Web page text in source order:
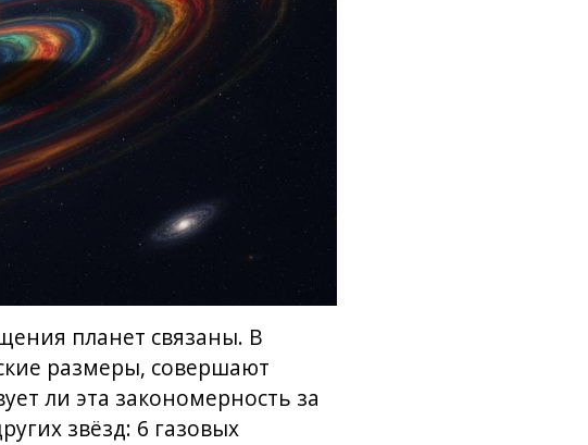
планет связаны. В
размеры, совершают
ли эта закономерность за
звёзд: 6 газовых